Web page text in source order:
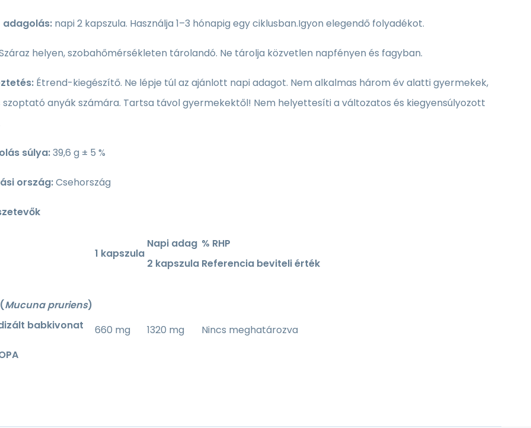
napi 2 kapszula. Használja 1–3 hónapig egy ciklusban.Igyon elegendő folyadékot.
helyen, szobahőmérsékleten tárolandó. Ne tárolja közvetlen napfényen és fagyban.
Étrend-kiegészítő. Ne lépje túl az ajánlott napi adagot. Nem alkalmas három év alatti gyermekek,
szoptató anyák számára. Tartsa távol gyermekektől! Nem helyettesíti a változatos és kiegyensúlyozott
súlya:39,6 g ± 5 %
ország:Csehország
1 kapszula
Napi adag
2 kapszula
% RHP
Referencia beviteli érték
Mucuna pruriens)
babkivonat
660 mg 1320 mg Nincs meghatározva